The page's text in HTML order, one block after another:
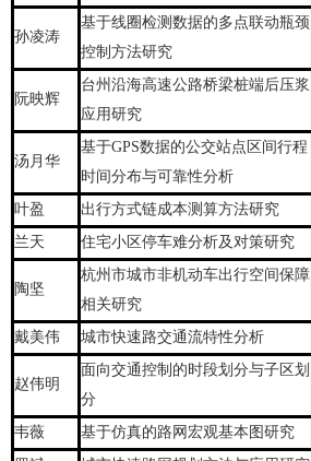
孙凌涛
基于线圈检测数据的多点联动瓶颈
控制方法研究
阮映辉
台州沿海高速公路桥梁桩端后压浆
应用研究
汤月华
基于GPS数据的公交站点区间行程
时间分布与可靠性分析
叶盈 出行方式链成本测算方法研究
兰天
住宅小区停车难分析及对策研究
陶坚
杭州市城市非机动车出行空间保障
相关研究
戴美伟 城市快速路交通流特性分析
赵伟明
面向交通控制的时段划分与子区划
分
韦薇 基于仿真的路网宏观基本图研究